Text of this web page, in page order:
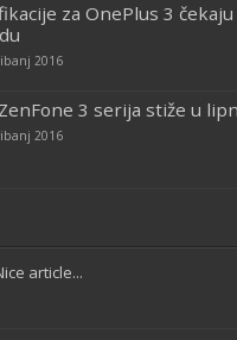
za OnePlus 3
2016
3 serija stiže u
2016
article...